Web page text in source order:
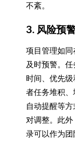
不紊。
3. 风险预
项目管理如
及时预警。
时间、优先
者任务堆积、
自动提醒等
对调整。此
录可以作为